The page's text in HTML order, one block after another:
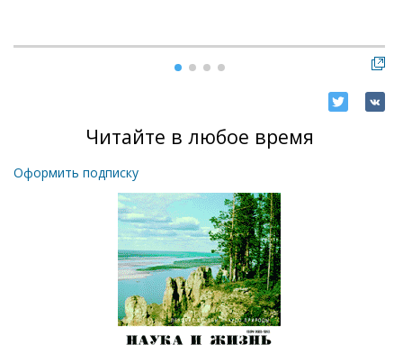
Читайте в любое время
Оформить подписку